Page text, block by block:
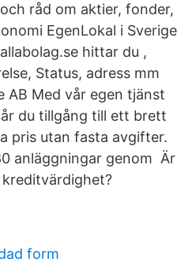
råd om aktier, fonder,
EgenLokal i Sverige
hittar du ,
Status, adress mm
AB Med vår egen tjänst
du tillgång till ett brett
pris utan fasta avgifter.
anläggningar genom Är
form